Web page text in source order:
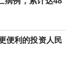
便利的投资人民